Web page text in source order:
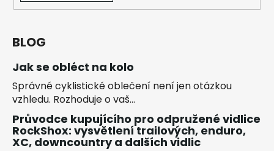
BLOG
Jak se obléct na kolo
Správné cyklistické oblečení není jen otázkou
vzhledu. Rozhoduje o vaš...
Průvodce kupujícího pro odpružené vidlice
RockShox: vysvětlení trailových, enduro,
XC, downcountry a dalších vidlic